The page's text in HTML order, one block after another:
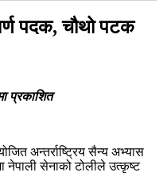
पदक, चौथो पटक
प्रकाशित
अन्तर्राष्ट्रिय सैन्य अभ्यास
नेपाली सेनाको टोलीले उत्कृष्ट